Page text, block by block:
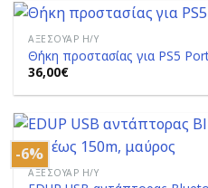
ΑΞΕΣΟΥΆΡ Η/Υ
Θήκη προστασίας για PS5
36,00€
-6%
ΑΞΕΣΟΥΆΡ Η/Υ